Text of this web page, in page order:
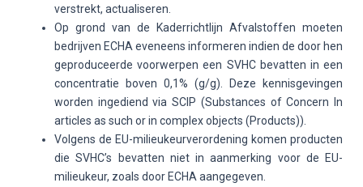
verstrekt, actualiseren.
Op grond van de Kaderrichtlijn Afvalstoffen moeten
bedrijven ECHA eveneens informeren indien de door hen
geproduceerde voorwerpen een SVHC bevatten in een
concentratie boven 0,1% (g/g). Deze kennisgevingen
worden ingediend via SCIP (Substances of Concern In
articles as such or in complex objects (Products)).
Volgens de EU-milieukeurverordening komen producten
die SVHC’s bevatten niet in aanmerking voor de EU-
milieukeur, zoals door ECHA aangegeven.